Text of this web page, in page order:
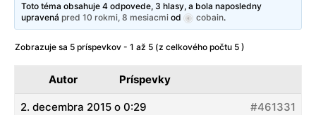
Toto téma obsahuje 4 odpovede, 3 hlasy, a bola naposledny
upravenápred 10 rokmi, 8 mesiacmi od cobain.
Zobrazuje sa 5 príspevkov - 1 až 5 (z celkového počtu 5 )
Autor Príspevky
2. decembra 2015 o 0:29 #461331